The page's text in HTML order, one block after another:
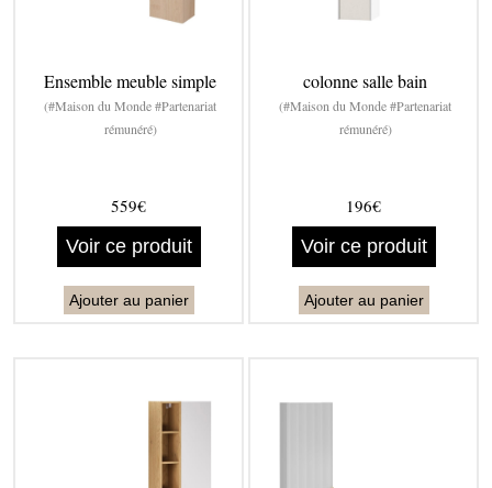
Ensemble meuble simple
(#Maison du Monde #Partenariat
rémunéré)
559€
Voir ce produit
Ajouter au panier
colonne salle bain
(#Maison du Monde #Partenariat
rémunéré)
196€
Voir ce produit
Ajouter au panier